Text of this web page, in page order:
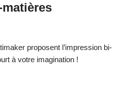
proposent l’impression bi-
à votre imagination !